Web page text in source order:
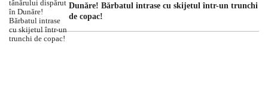
Dunăre! Bărbatul intrase cu skijetul într-un trunchi
de copac!